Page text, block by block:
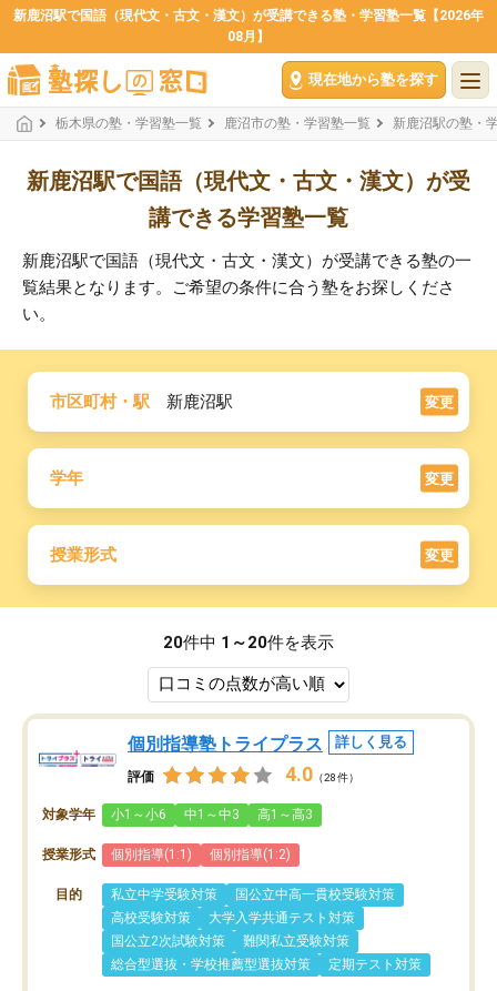
新鹿沼駅で国語（現代文・古文・漢文）が受講できる塾・学習塾一覧【2026年
08月】
現在地から塾を探す
栃木県の塾・学習塾一覧 鹿沼市の塾・学習塾一覧 新鹿沼駅の塾・
新鹿沼駅で国語（現代文・古文・漢文）が受
講できる学習塾一覧
新鹿沼駅で国語（現代文・古文・漢文）が受講できる塾の一
覧結果となります。ご希望の条件に合う塾をお探しくださ
い。
市区町村・駅 新鹿沼駅 変更
学年 変更
授業形式 変更
20件中 1～20件を表示
個別指導塾トライプラス 詳しく見る
評価 4.0 （28件）
対象学年 小1～小6 中1～中3 高1～高3
授業形式 個別指導(1:1) 個別指導(1:2)
目的 私立中学受験対策
国公立中高一貫校受験対策
高校受験対策
大学入学共通テスト対策
国公立2次試験対策
難関私立受験対策
総合型選抜・学校推薦型選抜対策
定期テスト対策